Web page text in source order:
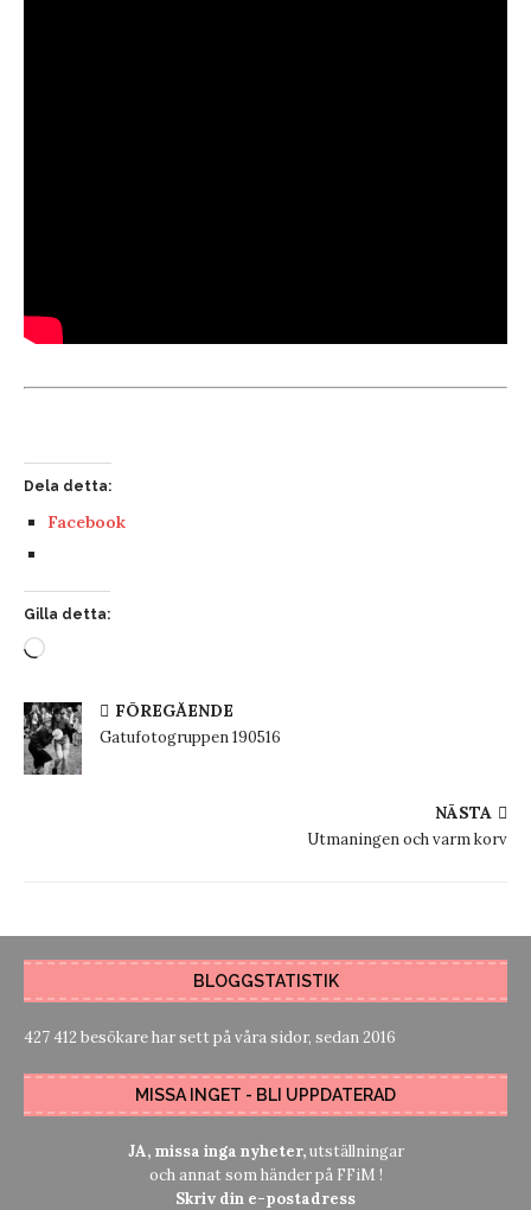
Dela detta:
Facebook
Gilla detta:
FÖREGÅENDE
Gatufotogruppen 190516
NÄSTA
Utmaningen och varm korv
BLOGGSTATISTIK
427 412 besökare har sett på våra sidor, sedan 2016
MISSA INGET - BLI UPPDATERAD
JA, missa inga nyheter,utställningar
och annat som händer på FFiM !
Skriv din e-postadress